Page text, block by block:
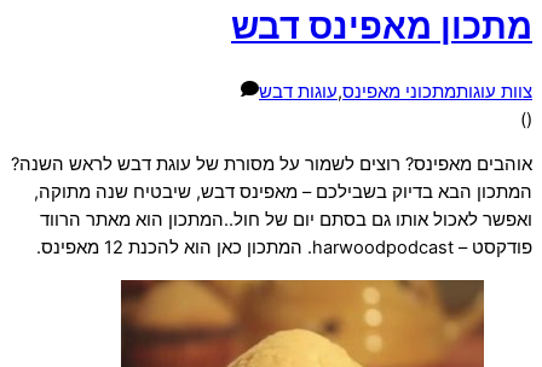
מתכון מאפינס דבש
צוות עוגותמתכוני מאפינס,עוגות דבש
(
)
אוהבים מאפינס? רוצים לשמור על מסורת של עוגת דבש לראש השנה?
המתכון הבא בדיוק בשבילכם – מאפינס דבש, שיבטיח שנה מתוקה,
ואפשר לאכול אותו גם בסתם יום של חול..המתכון הוא מאתר הרווד
פודקסט – harwoodpodcast. המתכון כאן הוא להכנת 12 מאפינס.